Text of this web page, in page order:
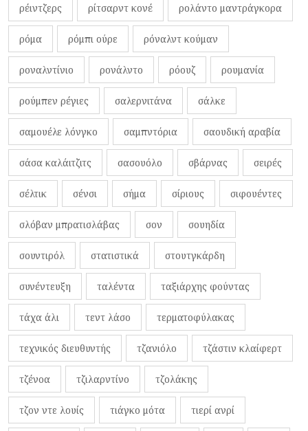
ρέιντζερς ρίτσαρντ κονέ ρολάντο μαντράγκορα
ρόμα ρόμπι ούρε ρόναλντ κούμαν
ροναλντίνιο ρονάλντο ρόουζ ρουμανία
ρούμπεν ρέγιες σαλερνιτάνα σάλκε
σαμουέλε λόνγκο σαμπντόρια σαουδική αραβία
σάσα καλάιτζιτς σασουόλο σβάρνας σειρές
σέλτικ σένσι σήμα σίριους σιφουέντες
σλόβαν μπρατισλάβας σον σουηδία
σουντιρόλ στατιστικά στουτγκάρδη
συνέντευξη ταλέντα ταξιάρχης φούντας
τάχα άλι τεντ λάσο τερματοφύλακας
τεχνικός διευθυντής τζανιόλο τζάστιν κλαίφερτ
τζένοα τζιλαρντίνο τζολάκης
τζον ντε λουίς τιάγκο μότα τιερί ανρί